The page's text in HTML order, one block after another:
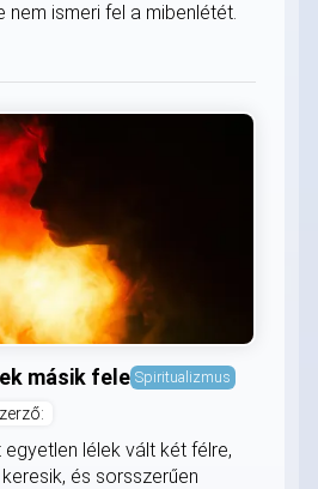
nem ismeri fel a mibenlétét.
másik fele Spiritualizmus
lélek vált két félre,
és sorsszerűen